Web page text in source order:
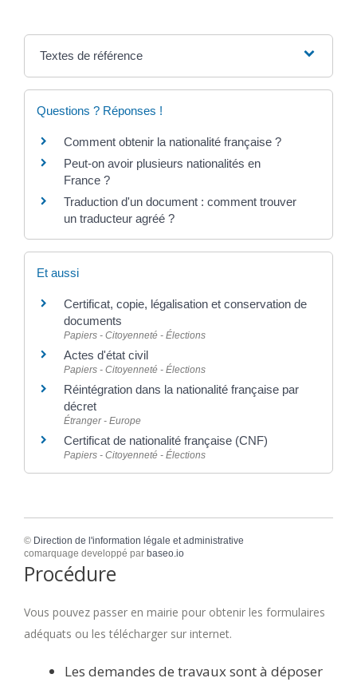
Textes de référence
Questions ? Réponses !
Comment obtenir la nationalité française ?
Peut-on avoir plusieurs nationalités en
France ?
Traduction d'un document : comment trouver
un traducteur agréé ?
Et aussi
Certificat, copie, légalisation et conservation de
documents
Papiers - Citoyenneté - Élections
Actes d'état civil
Papiers - Citoyenneté - Élections
Réintégration dans la nationalité française par
décret
Étranger - Europe
Certificat de nationalité française (CNF)
Papiers - Citoyenneté - Élections
© Direction de l'information légale et administrative
comarquage developpé par baseo.io
Procédure
Vous pouvez passer en mairie pour obtenir les formulaires
adéquats ou les télécharger sur internet.
Les demandes de travaux sont à déposer